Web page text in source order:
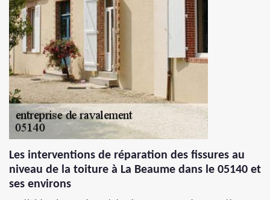
Les interventions de réparation des fissures au
niveau de la toiture à La Beaume dans le 05140 et
ses environs